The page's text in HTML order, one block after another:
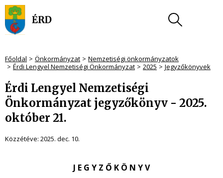
Főoldal Önkormányzat
Nemzetiségi önkormányzatok
Érdi Lengyel Nemzetiségi Önkormányzat
2025 Jegyzőkönyvek
Érdi Lengyel Nemzetiségi
Önkormányzat jegyzőkönyv - 2025.
október 21.
Közzétéve: 2025. dec. 10.
J E G Y Z Ő K Ö N Y V